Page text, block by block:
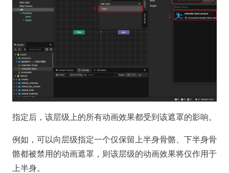
指定后，该层级上的所有动画效果都受到该遮罩的影响。
例如，可以向层级指定一个仅保留上半身骨骼、下半身骨
骼都被禁用的动画遮罩，则该层级的动画效果将仅作用于
上半身。